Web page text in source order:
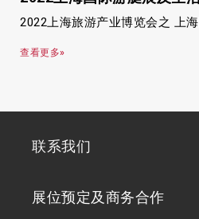
2022上海旅游产业博览会之 上
查看更多»
联系我们
展位预定及商务合作